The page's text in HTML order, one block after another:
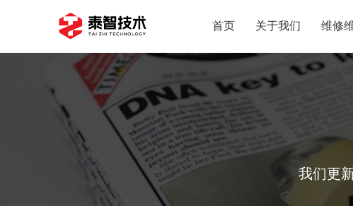
首页 关于我们 维修
我们更